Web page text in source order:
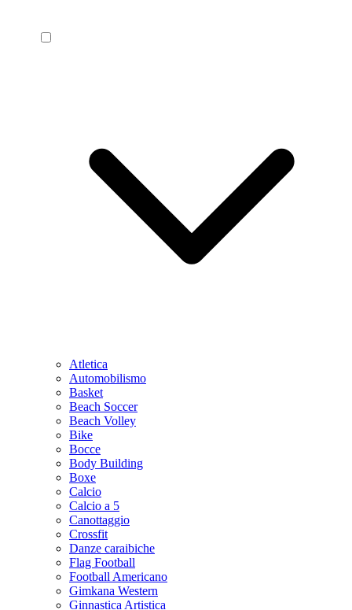
Atletica
Automobilismo
Basket
Beach Soccer
Beach Volley
Bike
Bocce
Body Building
Boxe
Calcio
Calcio a 5
Canottaggio
Crossfit
Danze caraibiche
Flag Football
Football Americano
Gimkana Western
Ginnastica Artistica